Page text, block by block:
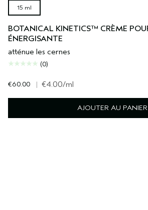
15 ml
BOTANICAL KINETICS™ CRÈME
ÉNERGISANTE
atténue les cernes
(0)
€60.00 | €4.00/ml
AJOUTER AU PANIER